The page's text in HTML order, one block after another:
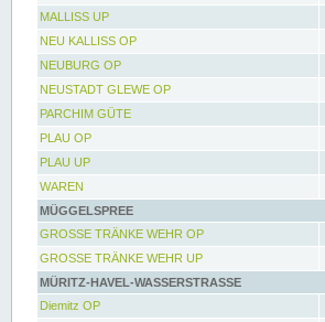
MALLISS UP
NEU KALLISS OP
NEUBURG OP
NEUSTADT GLEWE OP
PARCHIM GÜTE
PLAU OP
PLAU UP
WAREN
MÜGGELSPREE
GROSSE TRÄNKE WEHR OP
GROSSE TRÄNKE WEHR UP
MÜRITZ-HAVEL-WASSERSTRASSE
Diemitz OP